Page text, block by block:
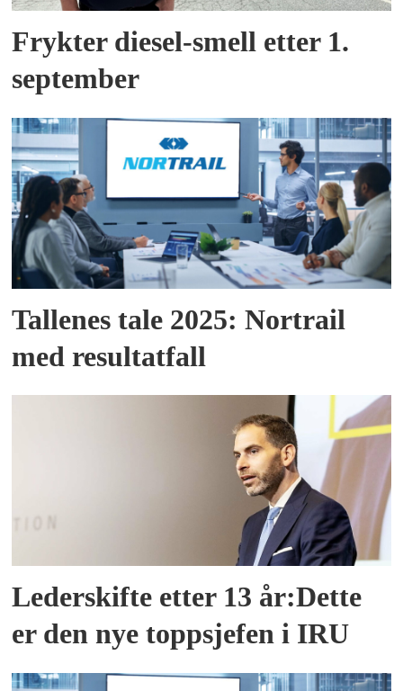
Frykter diesel-smell etter 1.
september
Tallenes tale 2025: Nortrail
med resultatfall
Lederskifte etter 13 år:Dette
er den nye toppsjefen i IRU